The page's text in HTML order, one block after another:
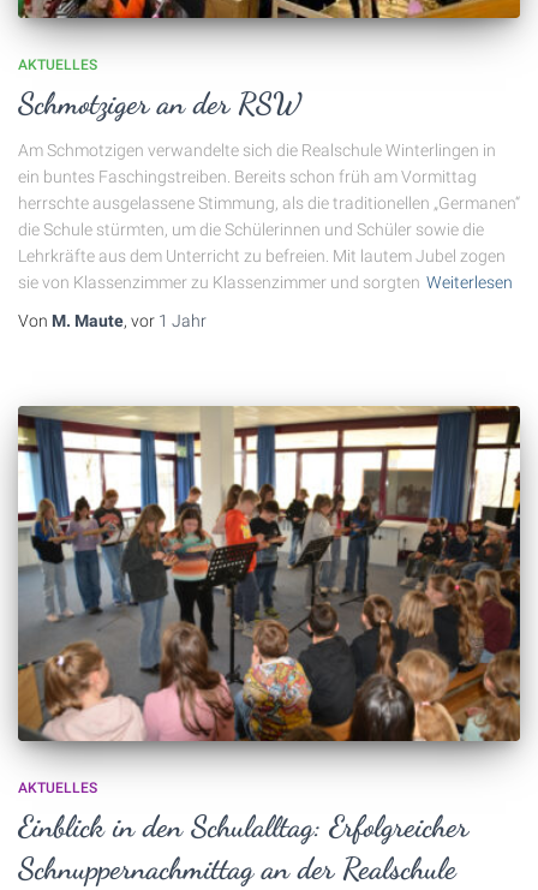
AKTUELLES
Schmotziger an der RSW
Am Schmotzigen verwandelte sich die Realschule Winterlingen in
ein buntes Faschingstreiben. Bereits schon früh am Vormittag
herrschte ausgelassene Stimmung, als die traditionellen „Germanen“
die Schule stürmten, um die Schülerinnen und Schüler sowie die
Lehrkräfte aus dem Unterricht zu befreien. Mit lautem Jubel zogen
sie von Klassenzimmer zu Klassenzimmer und sorgten Weiterlesen
Von M. Maute, vor 1 Jahr
AKTUELLES
Einblick in den Schulalltag: Erfolgreicher
Schnuppernachmittag an der Realschule